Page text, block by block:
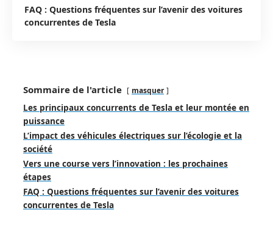
FAQ : Questions fréquentes sur l’avenir des voitures
concurrentes de Tesla
Sommaire de l'article masquer
Les principaux concurrents de Tesla et leur montée en
puissance
L’impact des véhicules électriques sur l’écologie et la
société
Vers une course vers l’innovation : les prochaines
étapes
FAQ : Questions fréquentes sur l’avenir des voitures
concurrentes de Tesla